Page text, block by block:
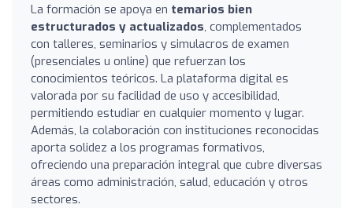
La formación se apoya en temarios bien
estructurados y actualizados, complementados
con talleres, seminarios y simulacros de examen
(presenciales u online) que refuerzan los
conocimientos teóricos. La plataforma digital es
valorada por su facilidad de uso y accesibilidad,
permitiendo estudiar en cualquier momento y lugar.
Además, la colaboración con instituciones reconocidas
aporta solidez a los programas formativos,
ofreciendo una preparación integral que cubre diversas
áreas como administración, salud, educación y otros
sectores.